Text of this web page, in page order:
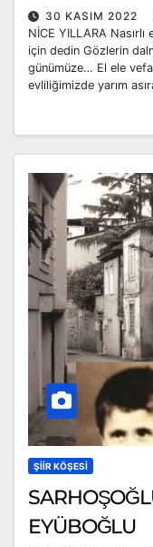
30 KASIM 2022
NİCE YILLARA Nasırlı
için dedin Gözlerin
günümüze… El ele
evliliğimizde yarım
ŞIIR KÖŞESI
EYÜBOĞLU